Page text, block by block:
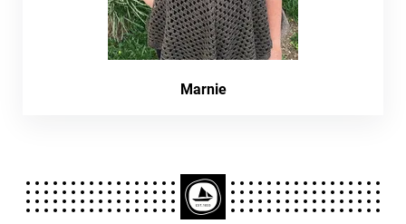
Marnie